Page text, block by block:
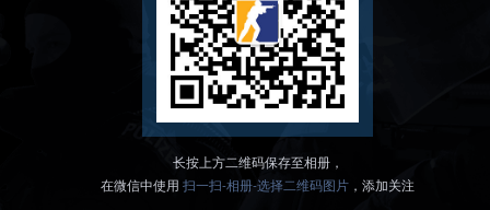
长按上方二维码保存至相册，
在微信中使用扫一扫-相册-选择二维码图片 ，添加关注